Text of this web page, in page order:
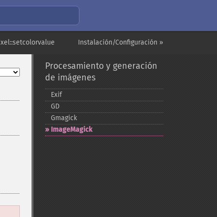
Instalación/Configuración »
Procesamiento y generación
de imágenes
Exif
GD
Gmagick
ImageMagick